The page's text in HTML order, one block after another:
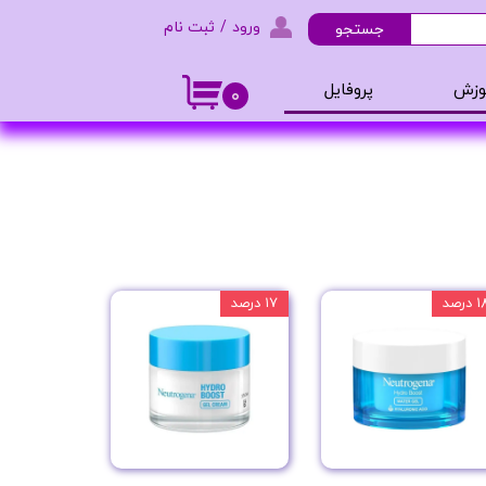
۰
ورود / ثبت نام
تغییر گذر واژه
و ادکلن
پروفایل
جستجو
۱۷ درصد